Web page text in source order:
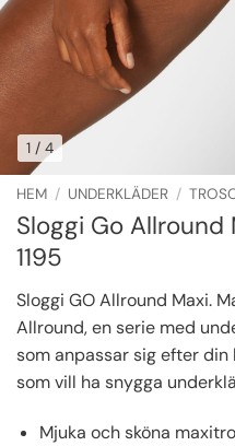
1 / 4
HEM / UNDERKLÄDER /
Sloggi Go
1195
Sloggi GO Allround Maxi.
Allround, en serie med
som anpassar sig efter
som vill ha snygga
Mjuka och sköna